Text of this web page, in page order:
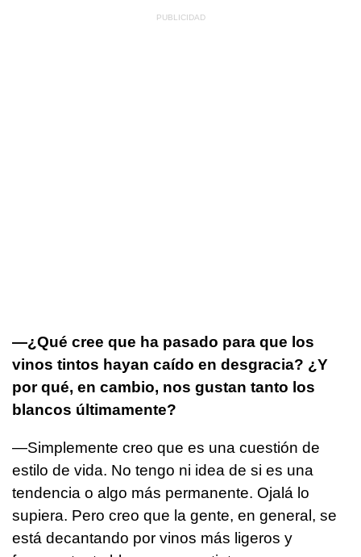
—¿Qué cree que ha pasado para que los
vinos tintos hayan caído en desgracia? ¿Y
por qué, en cambio, nos gustan tanto los
blancos últimamente?
—Simplemente creo que es una cuestión de
estilo de vida. No tengo ni idea de si es una
tendencia o algo más permanente. Ojalá lo
supiera. Pero creo que la gente, en general, se
está decantando por vinos más ligeros y